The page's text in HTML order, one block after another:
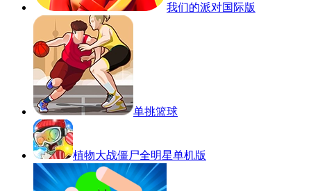
我们的派对国际版
单挑篮球
植物大战僵尸全明星单机版